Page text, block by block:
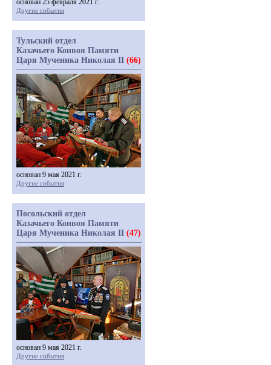
основан 25 февраля 2021 г.
Другие события
Тульский отдел
Казачьего Конвоя Памяти
Царя Мученика Николая II (66)
основан 9 мая 2021 г.
Другие события
Посольский отдел
Казачьего Конвоя Памяти
Царя Мученика Николая II (47)
основан 9 мая 2021 г.
Другие события